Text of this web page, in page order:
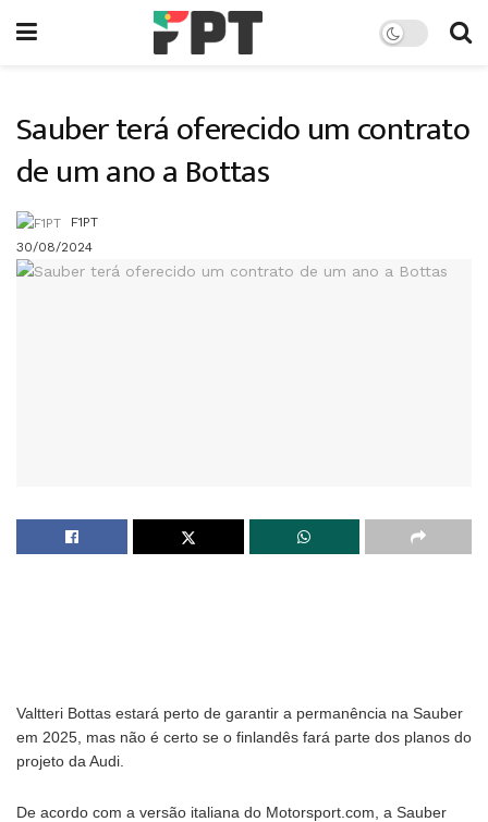
Sauber terá oferecido um contrato
de um ano a Bottas
F1PT
30/08/2024
Valtteri Bottas estará perto de garantir a permanência na Sauber
em 2025, mas não é certo se o finlandês fará parte dos planos do
projeto da Audi.
De acordo com a versão italiana do Motorsport.com, a Sauber